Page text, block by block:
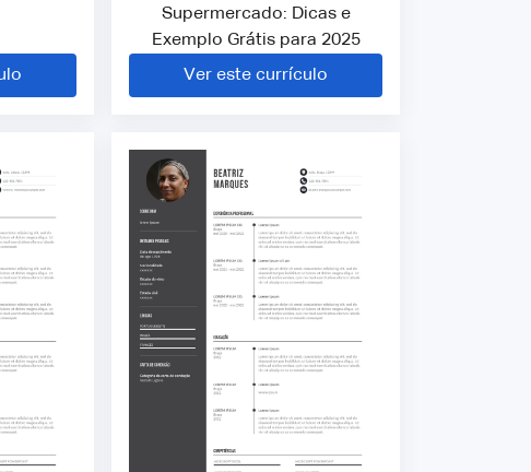
Supermercado: Dicas e
Exemplo Grátis para 2025
Ver este currículo